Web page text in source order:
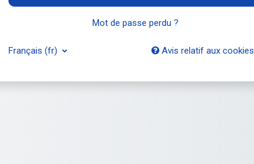
Mot de passe perdu ?
Français ‎(fr)‎ Avis relatif aux cookies